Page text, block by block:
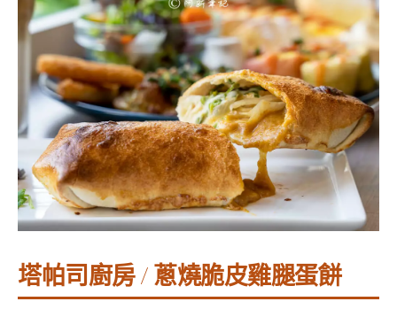
塔帕司廚房 / 蔥燒脆皮雞腿蛋餅